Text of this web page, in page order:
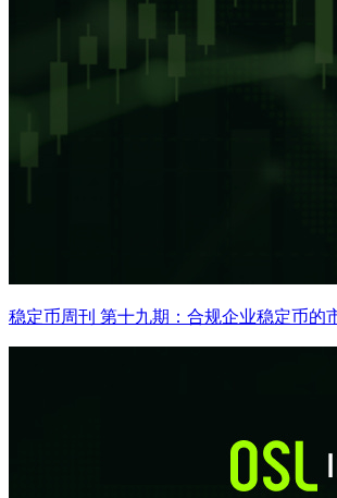
稳定币周刊 第十九期：合规企业稳定币的